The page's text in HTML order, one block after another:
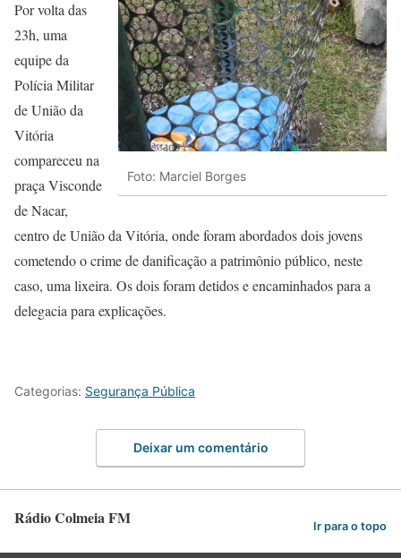
Foto: Marciel Borges
Por volta das
23h, uma
equipe da
Polícia Militar
de União da
Vitória
compareceu na
praça Visconde
de Nacar,
centro de União da Vitória, onde foram abordados dois jovens
cometendo o crime de danificação a patrimônio público, neste
caso, uma lixeira. Os dois foram detidos e encaminhados para a
delegacia para explicações.
Categorias: Segurança Pública
Deixar um comentário
Rádio Colmeia FM Ir para o topo